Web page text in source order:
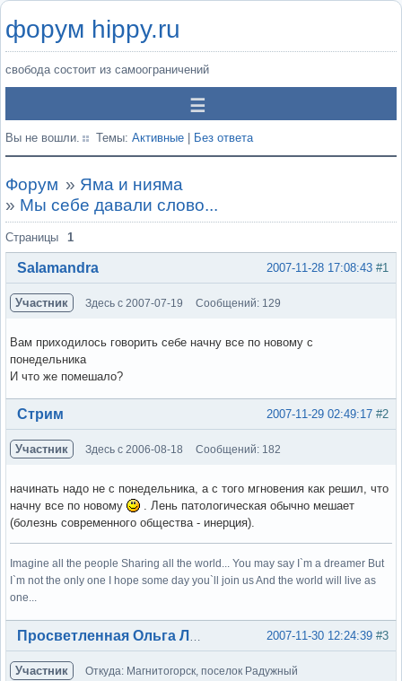
форум hippy.ru
свобода состоит из самоограничений
Вы не вошли. Темы: Активные Без ответа
Форум » Яма и нияма
» Мы себе давали слово...
Страницы 1
#1
2007-11-28 17:08:43
Salamandra
Участник Здесь с 2007-07-19 Сообщений: 129
Вам приходилось говорить себе начну все по новому с
понедельника
И что же помешало?
Вне форума #2
2007-11-29 02:49:17
Стрим
Участник Здесь с 2006-08-18 Сообщений: 182
начинать надо не с понедельника, а с того мгновения как решил, что
начну все по новому
. Лень патологическая обычно мешает
(болезнь современного общества - инерция).
Imagine all the people Sharing all the world... You may say I`m a dreamer But
I`m not the only one I hope some day you`ll join us And the world will live as
one...
Вне форума #3
2007-11-30 12:24:39
Участник
Откуда: Магнитогорск, поселок Радужный